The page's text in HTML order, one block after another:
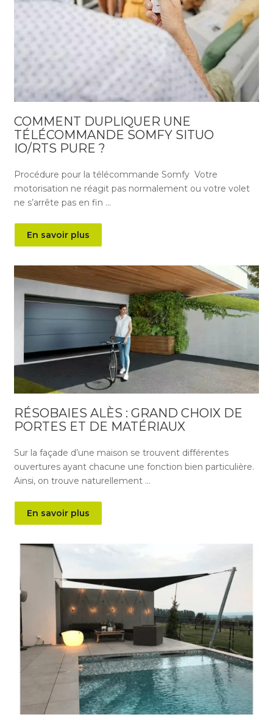
COMMENT DUPLIQUER UNE
TÉLÉCOMMANDE SOMFY SITUO
IO/RTS PURE ?
Procédure pour la télécommande Somfy Votre
motorisation ne réagit pas normalement ou votre volet
ne s’arrête pas en fin …
En savoir plus
RÉSOBAIES ALÈS : GRAND CHOIX DE
PORTES ET DE MATÉRIAUX
Sur la façade d’une maison se trouvent différentes
ouvertures ayant chacune une fonction bien particulière.
Ainsi, on trouve naturellement …
En savoir plus